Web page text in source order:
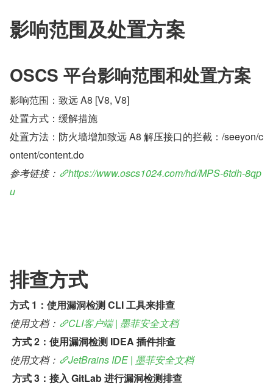
影响范围及处置方案
OSCS 平台影响范围和处置方案
影响范围：致远 A8 [V8, V8]
处置方式：缓解措施
处置方法：防火墙增加致远 A8 解压接口的拦截：/seeyon/c
ontent/content.do
参考链接：
https://www.oscs1024.com/hd/MPS-6tdh-8qp
u
排查方式
方式 1：使用漏洞检测 CLI 工具来排查
使用文档：
CLI客户端 | 墨菲安全文档
方式 2：使用漏洞检测 IDEA 插件排查
使用文档：
JetBrains IDE | 墨菲安全文档
方式 3：接入 GitLab 进行漏洞检测排查